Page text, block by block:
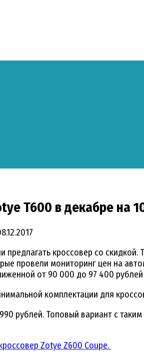
T600 в декабре на
предлагать кроссовер со
провели мониторинг цен на
от 90 000 до 97 400
комплектации для
рублей. Топовый вариант с
Zotye Z600 Coupe.